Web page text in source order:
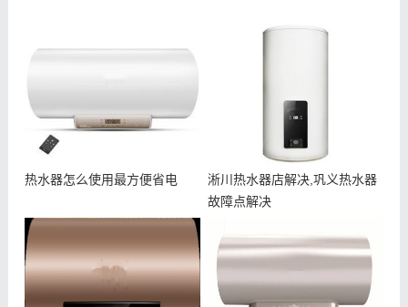
热水器怎么使用最方便省电
淅川热水器店解决,巩义热水器
故障点解决